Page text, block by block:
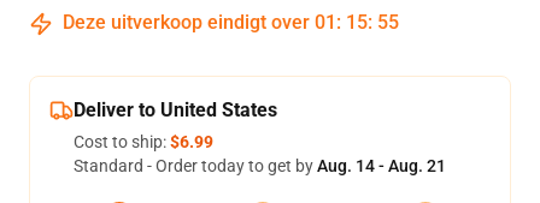
Deze uitverkoop eindigt over 01 : 15: 54
Deliver to United States
Cost to ship:$6.99
Standard - Order today to get byAug. 14 - Aug. 21